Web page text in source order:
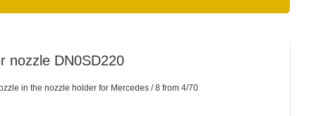
nozzle DN0SD220
in the nozzle holder for Mercedes / 8 from 4/70